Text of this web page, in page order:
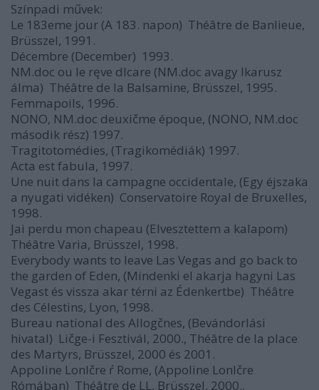
Színpadi művek:
Le 183eme jour (A 183. napon)  Théâtre de Banlieue,
Brüsszel, 1991.
Décembre (December)  1993.
NM.doc ou le ręve dIcare (NM.doc avagy Ikarusz
álma)  Théâtre de la Balsamine, Brüsszel, 1995.
Femmapoils, 1996.
NONO, NM.doc deuxičme époque, (NONO, NM.doc
második rész) 1997.
Tragitotomédies, (Tragikomédiák) 1997.
Acta est fabula, 1997.
Une nuit dans la campagne occidentale, (Egy éjszaka
a nyugati vidéken)  Conservatoire Royal de Bruxelles,
1998.
Jai perdu mon chapeau (Elvesztettem a kalapom) 
Théâtre Varia, Brüsszel, 1998.
Everybody wants to leave Las Vegas and go back to
the garden of Eden, (Mindenki el akarja hagyni Las
Vegast és vissza akar térni az Édenkertbe)  Théâtre
des Célestins, Lyon, 1998.
Bureau national des Allogčnes, (Bevándorlási
hivatal)  Ličge-i Fesztivál, 2000., Théâtre de la place
des Martyrs, Brüsszel, 2000 és 2001.
Appoline Lonlčre ŕ Rome, (Appoline Lonlčre
Rómában)  Théâtre de LL, Brüsszel, 2000.,